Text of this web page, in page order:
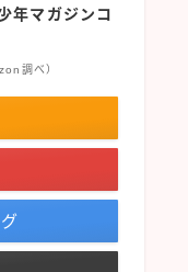
年マガジンコ
調べ）